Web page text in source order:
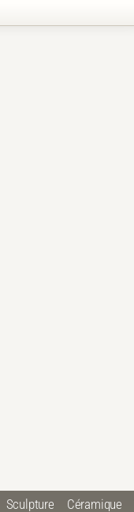
Sculpture Céramique